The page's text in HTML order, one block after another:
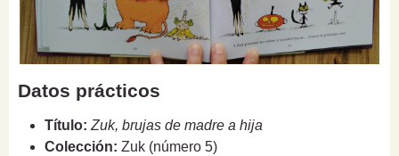
Datos prácticos
Título: Zuk, brujas de madre a hija
Colección: Zuk (número 5)